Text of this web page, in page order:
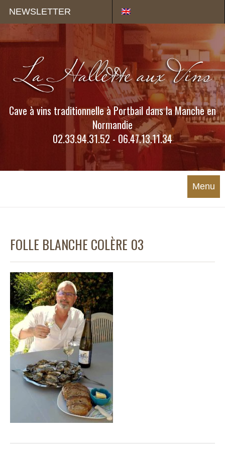
NEWSLETTER
Cave à vins traditionnelle à Portbail dans la Manche en
Normandie
02.33.94.31.52 - 06.47.13.11.34
Menu
FOLLE BLANCHE COLÈRE 03
Panneau de gestion des cookies